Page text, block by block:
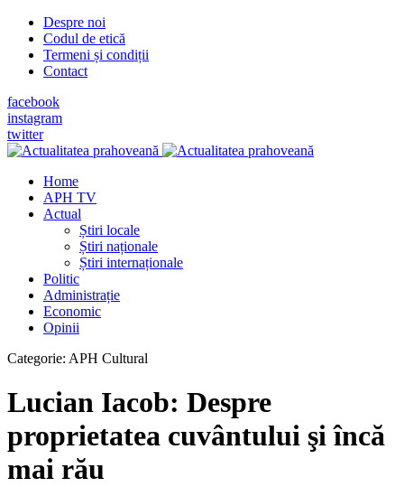
Despre noi
Codul de etică
Termeni și condiții
Contact
facebook
instagram
twitter
Home
APH TV
Actual
Știri locale
Știri naționale
Știri internaționale
Politic
Administrație
Economic
Opinii
Categorie: APH Cultural
Lucian Iacob: Despre
proprietatea cuvântului şi încă
mai rău